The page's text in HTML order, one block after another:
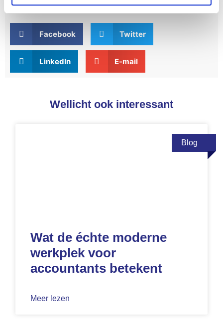
Facebook Twitter
LinkedIn E-mail
Wellicht ook interessant
Blog
Wat de échte moderne
werkplek voor
accountants betekent
Meer lezen